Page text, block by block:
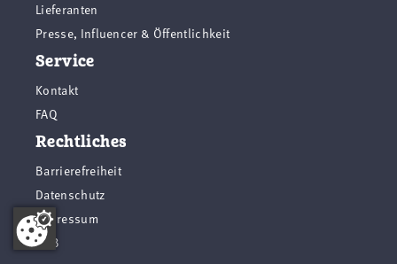
Lieferanten
Presse, Influencer & Öffentlichkeit
Service
Kontakt
FAQ
Rechtliches
Barrierefreiheit
Datenschutz
Impressum
AGB